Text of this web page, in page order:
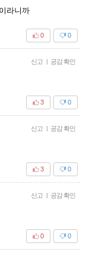
라니까
0
0
신고 | 공감 확인
0
3
신고 | 공감 확인
0
3
신고 | 공감 확인
0
0